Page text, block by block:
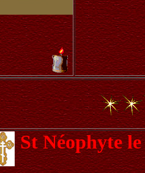
St Néophyte